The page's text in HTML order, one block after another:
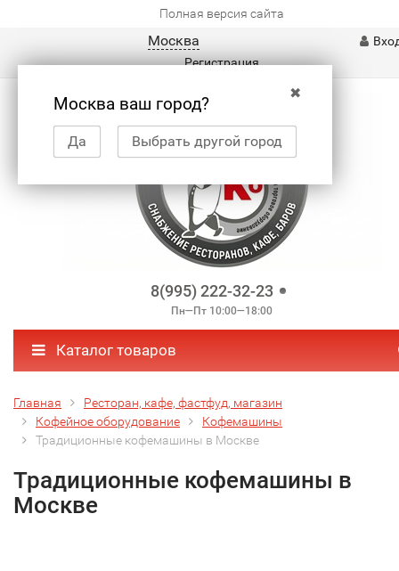
Полная версия сайта
Москва
✖
Москва ваш город?
Да Выбрать другой город
Регистрация
8(995) 222-32-23
Пн—Пт 10:00—18:00
Каталог товаров
Главная
Ресторан, кафе, фастфуд, магазин
Кофейное оборудование
Кофемашины
Традиционные кофемашины в Москве
Традиционные кофемашины в
Москве